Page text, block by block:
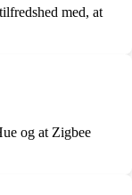
med, at
og at Zigbee